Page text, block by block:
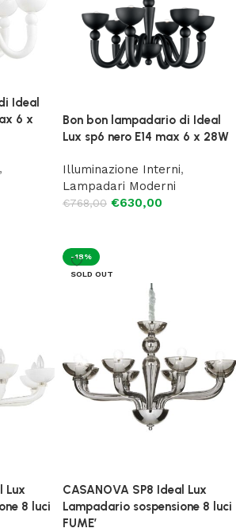
Ideal
6 x
,
Bon bon lampadario di Ideal
Lux sp6 nero E14 max 6 x 28W
Illuminazione Interni,
Lampadari Moderni
€768,00 €630,00
Lux
8 luci
-18%
SOLD OUT
CASANOVA SP8 Ideal Lux
Lampadario sospensione 8 luci
FUME’